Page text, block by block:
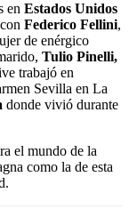
en Estados Unidos
Federico Fellini,
de enérgico
Tulio Pinelli,
trabajó en
Sevilla en La
donde vivió durante
el mundo de la
como la de esta